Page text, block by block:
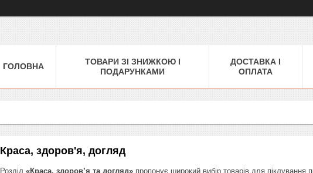
ГОЛОВНА
ТОВАРИ ЗІ ЗНИЖКОЮ І
ПОДАРУНКАМИ
ДОСТАВКА І
ОПЛАТА
Краса, здоров'я, догляд
Розділ «Краса, здоров’я та догляд» пропонує широкий вибір товарів для